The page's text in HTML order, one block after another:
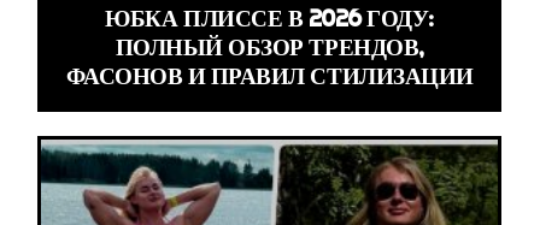
ЮБКА ПЛИССЕ В 2026 ГОДУ:
ПОЛНЫЙ ОБЗОР ТРЕНДОВ,
ФАСОНОВ И ПРАВИЛ СТИЛИЗАЦИИ